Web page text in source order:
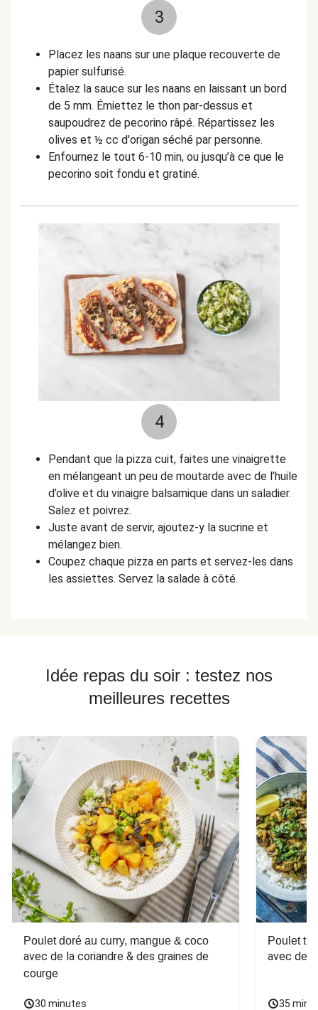
3
Placez les naans sur une plaque recouverte de
papier sulfurisé.
Étalez la sauce sur les naans en laissant un bord
de 5 mm. Émiettez le thon par-dessus et
saupoudrez de pecorino râpé. Répartissez les
olives et ½ cc d'origan séché par personne.
Enfournez le tout 6-10 min, ou jusqu’à ce que le
pecorino soit fondu et gratiné.
4
Pendant que la pizza cuit, faites une vinaigrette
en mélangeant un peu de moutarde avec de l’huile
d’olive et du vinaigre balsamique dans un saladier.
Salez et poivrez.
Juste avant de servir, ajoutez-y la sucrine et
mélangez bien.
Coupez chaque pizza en parts et servez-les dans
les assiettes. Servez la salade à côté.
Idée repas du soir : testez nos
meilleures recettes
Poulet doré au curry, mangue & coco
avec de la coriandre & des graines de
courge
30 minutes
Poulet
avec des
35